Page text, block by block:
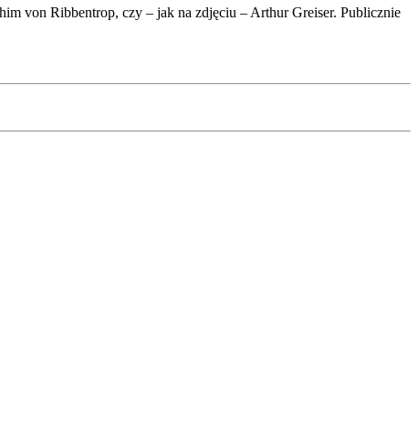
von Ribbentrop, czy – jak na zdjęciu – Arthur Greiser. Publicznie